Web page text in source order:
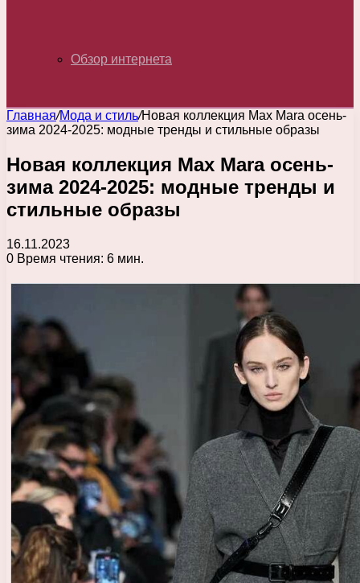
Обзор интернета
Главная/Мода и стиль/Новая коллекция Max Mara осень-
зима 2024-2025: модные тренды и стильные образы
Новая коллекция Max Mara осень-
зима 2024-2025: модные тренды и
стильные образы
16.11.2023
0 Время чтения: 6 мин.